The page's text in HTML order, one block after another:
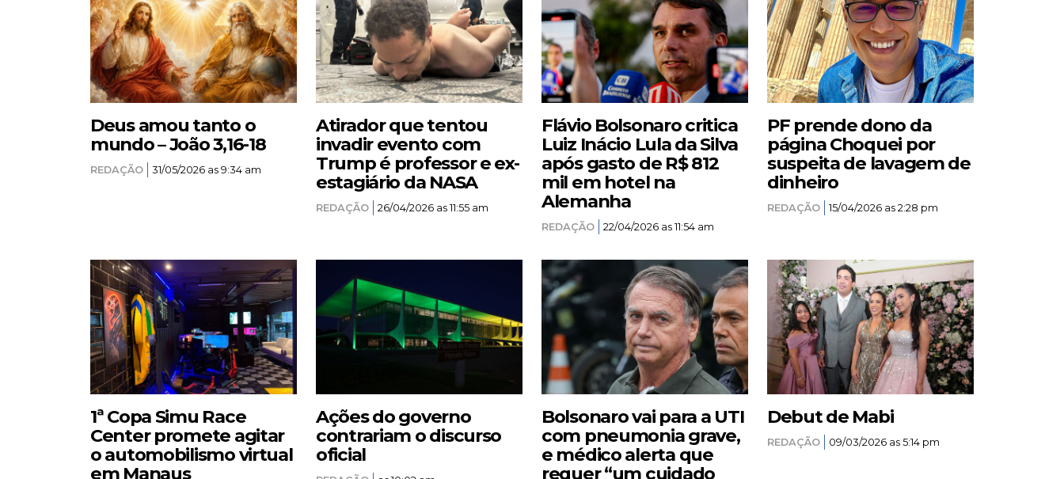
Deus amou tanto o
mundo – João 3,16-18
REDAÇÃO 31/05/2026 as 9:34 am
Atirador que tentou
invadir evento com
Trump é professor e ex-
estagiário da NASA
REDAÇÃO 26/04/2026 as 11:55 am
Flávio Bolsonaro critica
Luiz Inácio Lula da Silva
após gasto de R$ 812
mil em hotel na
Alemanha
REDAÇÃO 22/04/2026 as 11:54 am
PF prende dono da
página Choquei por
suspeita de lavagem de
dinheiro
REDAÇÃO 15/04/2026 as 2:28 pm
1ª Copa Simu Race
Center promete agitar
o automobilismo virtual
em Manaus
Ações do governo
contrariam o discurso
oficial
Bolsonaro vai para a UTI
com pneumonia grave,
e médico alerta que
requer “um cuidado
Debut de Mabi
REDAÇÃO 09/03/2026 as 5:14 pm